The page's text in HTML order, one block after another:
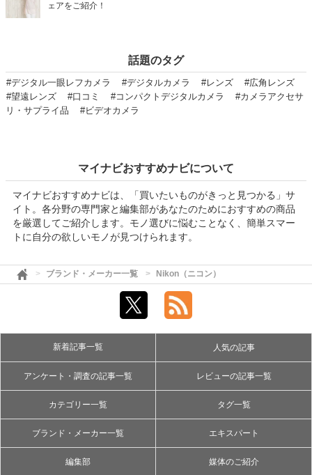
ェアをご紹介！
話題のタグ
#デジタル一眼レフカメラ #デジタルカメラ #レンズ
#広角レンズ
#望遠レンズ
#口コミ #コンパクトデジタルカメラ
#カメラアクセサ
リ・サプライ品
#ビデオカメラ
マイナビおすすめナビについて
マイナビおすすめナビは、「買いたいものがきっと見つかる」サ
イト。各分野の専門家と編集部があなたのためにおすすめの商品
を厳選してご紹介します。モノ選びに悩むことなく、簡単スマー
トに自分の欲しいモノが見つけられます。
ブランド・メーカー一覧 Nikon（ニコン）
新着記事一覧 人気の記事
アンケート・調査の記事一覧 レビューの記事一覧
カテゴリー一覧 タグ一覧
ブランド・メーカー一覧 エキスパート
編集部 媒体のご紹介